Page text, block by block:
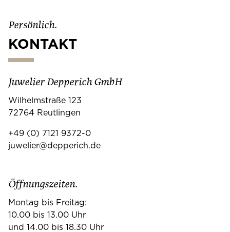
Persönlich.
KONTAKT
Juwelier Depperich GmbH
Wilhelmstraße 123
72764 Reutlingen
+49 (0) 7121 9372-0
juwelier@depperich.de
Öffnungszeiten.
Montag bis Freitag:
10.00 bis 13.00 Uhr
und 14.00 bis 18.30 Uhr